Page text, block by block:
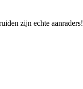
zijn echte aanraders!